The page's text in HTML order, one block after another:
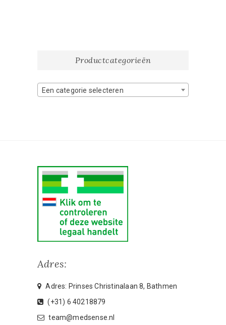
Productcategorieën
Een categorie selecteren
Adres:
Adres: Prinses Christinalaan 8, Bathmen
(+31) 6 40218879
team@medsense.nl